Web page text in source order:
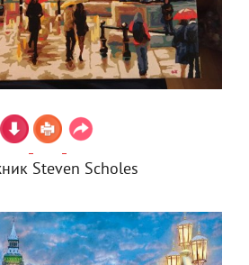
Steven Scholes